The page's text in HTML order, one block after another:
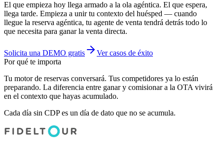
El que empieza hoy llega armado a la ola agéntica. El que espera,
llega tarde. Empieza a unir tu contexto del huésped — cuando
llegue la reserva agéntica, tu agente de venta tendrá detrás todo lo
que necesita para ganar la venta directa.
Solicita una DEMO gratis
Ver casos de éxito
Por qué te importa
Tu motor de reservas conversará. Tus competidores ya lo están
preparando. La diferencia entre ganar y comisionar a la OTA vivirá
en el contexto que hayas acumulado.
Cada día sin CDP es un día de dato que no se acumula.